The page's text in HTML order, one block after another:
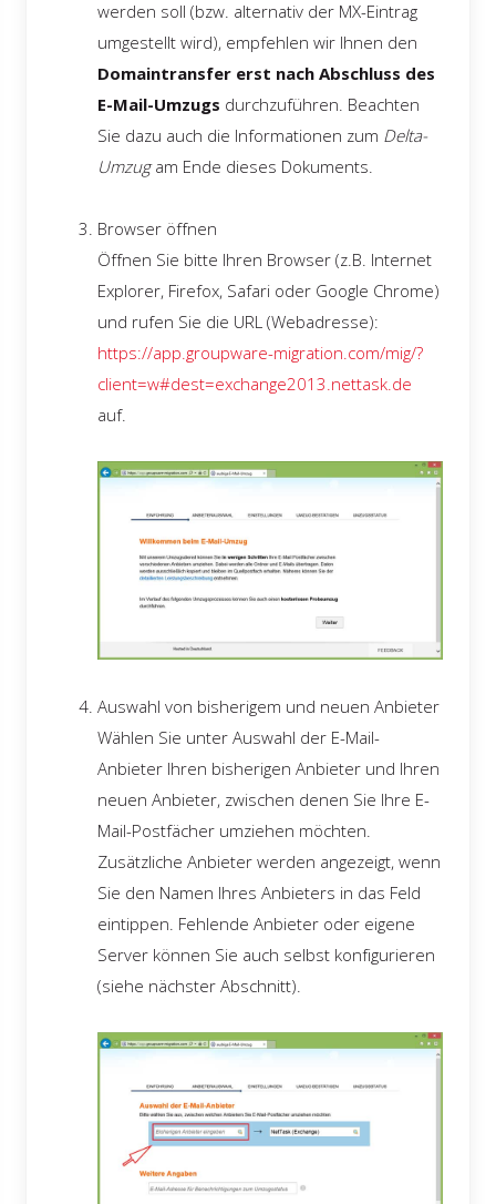
werden soll (bzw. alternativ der MX-Eintrag
umgestellt wird), empfehlen wir Ihnen den
Domaintransfer erst nach Abschluss des
E-Mail-Umzugs durchzuführen. Beachten
Sie dazu auch die Informationen zum Delta-
Umzugam Ende dieses Dokuments.
Browser öffnen
Öffnen Sie bitte Ihren Browser (z.B. Internet
Explorer, Firefox, Safari oder Google Chrome)
und rufen Sie die URL (Webadresse):
https://app.groupware-migration.com/mig/?
client=w#dest=exchange2013.nettask.de
auf.
Auswahl von bisherigem und neuen Anbieter
Wählen Sie unter Auswahl der E-Mail-
Anbieter Ihren bisherigen Anbieter und Ihren
neuen Anbieter, zwischen denen Sie Ihre E-
Mail-Postfächer umziehen möchten.
Zusätzliche Anbieter werden angezeigt, wenn
Sie den Namen Ihres Anbieters in das Feld
eintippen. Fehlende Anbieter oder eigene
Server können Sie auch selbst konfigurieren
(siehe nächster Abschnitt).